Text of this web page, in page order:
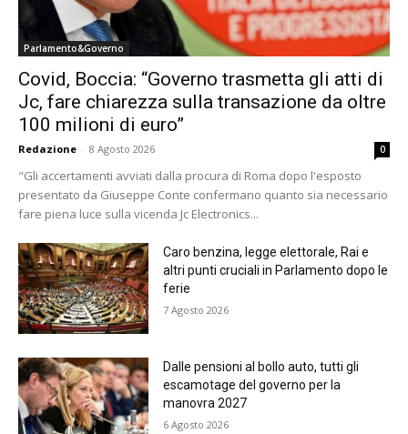
Parlamento&Governo
Covid, Boccia: “Governo trasmetta gli atti di
Jc, fare chiarezza sulla transazione da oltre
100 milioni di euro”
Redazione - 8 Agosto 2026 0
"Gli accertamenti avviati dalla procura di Roma dopo l'esposto
presentato da Giuseppe Conte confermano quanto sia necessario
fare piena luce sulla vicenda Jc Electronics...
Caro benzina, legge elettorale, Rai e
altri punti cruciali in Parlamento dopo le
ferie
7 Agosto 2026
Dalle pensioni al bollo auto, tutti gli
escamotage del governo per la
manovra 2027
6 Agosto 2026